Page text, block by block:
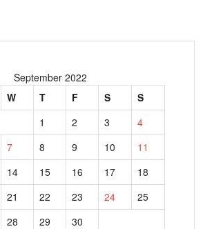
September 2022
W T F S
S
1
2 3
4
7 8 9 10
11
14 15 16 17
18
21 22 23 24
25
28 29 30